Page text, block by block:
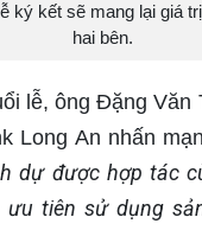
ký kết sẽ mang lại giá
hai bên.
lễ, ông Đặng Văn
Long An nhấn
dự được hợp tác
ưu tiên sử dụng